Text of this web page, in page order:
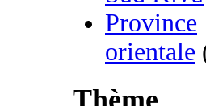
Province
orientale